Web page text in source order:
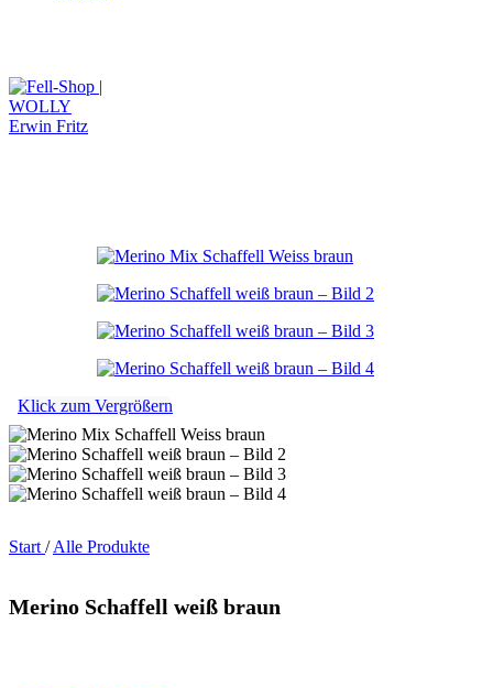
Klick zum Vergrößern
Start / Alle Produkte
Merino Schaffell weiß braun